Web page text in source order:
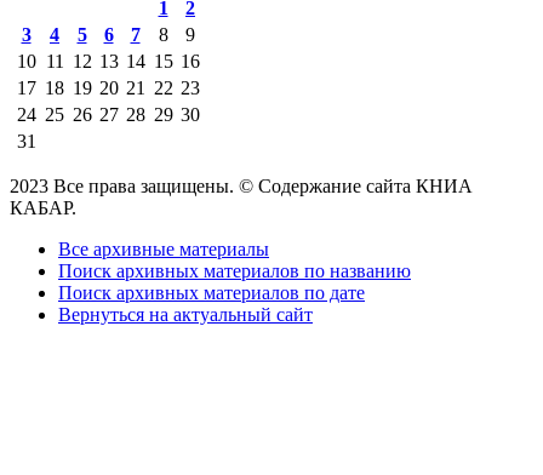
1
2
3
4 5 6 7 8
9
10 11 12 13 14 15 16
17 18 19 20 21 22 23
24 25 26 27 28 29 30
31
2023 Все права защищены. © Содержание сайта КНИА
КАБАР.
Все архивные материалы
Поиск архивных материалов по названию
Поиск архивных материалов по дате
Вернуться на актуальный сайт